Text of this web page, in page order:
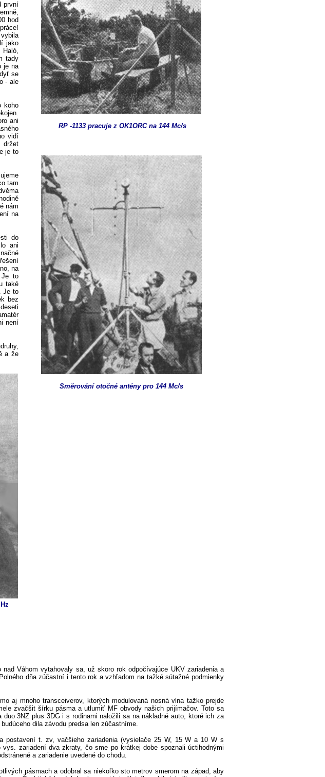
RP -1133 pracuje z OK1ORC na 144 Mc/s
Směrování otočné antény pro 144 Mc/s
první
hod
jako
tady
je na
se
- ale
koho
ani
vidí
je to
tam
nám
na
do
ani
na
Je to
také
Je to
bez
není
a že
Váhom vytahovaly sa, už skoro rok odpočívajúce UKV zariadenia a
dňa zúčastní i tento rok a vzhľadom na tažké sútažné podmienky
aj mnoho transceiverov, ktorých modulovaná nosná vlna tažko prejde
zvačšit šírku pásma a utlumiť MF obvody našich prijímačov. Toto sa
3NZ plus 3DG i s rodinami naložili sa na nákladné auto, ktoré ich za
dila závodu predsa len zúčastníme.
t. zv, vačšieho zariadenia (vysielače 25 W, 15 W a 10 W s
zariadení dva zkraty, čo sme po krátkej dobe spoznali úctihodnými
a zariadenie uvedené do chodu.
pásmach a odobral sa niekoľko sto metrov smerom na západ, aby